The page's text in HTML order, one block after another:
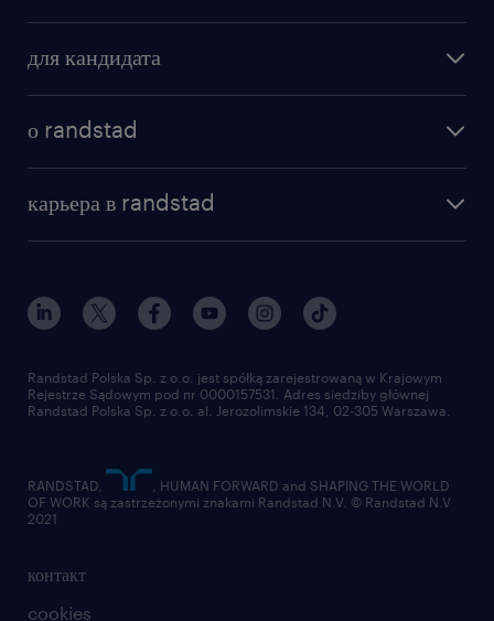
бонусы для работников
для кандидата
о randstad
институт исследований randstad
для медиа
для поставщиков
карьера в randstad
наш мир
работа в randstad
отправить резюме
контакт
cookies
Randstad Polska Sp. z o.o. jest spółką zarejestrowaną w Krajowym
Rejestrze Sądowym pod nr 0000157531. Adres siedziby głównej
Randstad Polska Sp. z o.o. al. Jerozolimskie 134, 02-305 Warszawa.
RANDSTAD,
, HUMAN FORWARD and SHAPING THE WORLD
OF WORK są zastrzeżonymi znakami Randstad N.V. © Randstad N.V
2021